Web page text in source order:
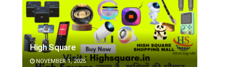
High Square
NOVEMBER 1, 2025